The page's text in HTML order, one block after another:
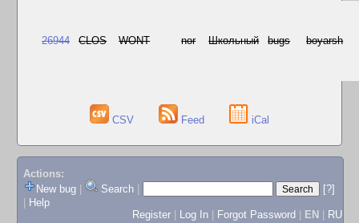
26944 CLOS WONT nor Школьный bugs boyarsh
CSV Feed iCal
Actions:
New bug
Search
[?]
Help
Register
Log In Forgot Password EN RU